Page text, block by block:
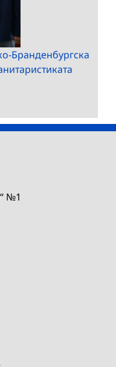
Бранденбургска
№1